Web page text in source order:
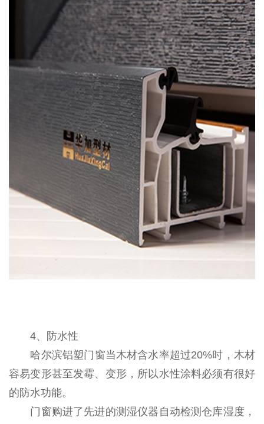
4、防水性
哈尔滨铝塑门窗当木材含水率超过20%时，木材
容易变形甚至发霉、变形，所以水性涂料必须有很好
的防水功能。
门窗购进了先进的测湿仪器自动检测仓库湿度，